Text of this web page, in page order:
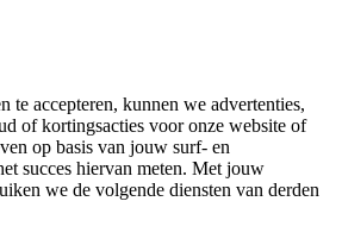
te accepteren, kunnen we advertenties,
of kortingsacties voor onze website of
op basis van jouw surf- en
succes hiervan meten. Met jouw
we de volgende diensten van derden